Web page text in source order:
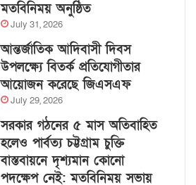
মতবিনিময় অনুষ্ঠিত
July 31, 2026
আন্তর্জাতিক আদিবাসী দিবস
উপলক্ষ্যে বিতর্ক প্রতিযোগীতার
আয়োজন করেছে জিএসএফ
July 29, 2026
সরকার গঠনের ৫ মাস অতিবাহিত
হলেও পার্বত্য চট্টগ্রাম চুক্তি
বাস্তবায়নে দৃশ্যমান কোনো
পদক্ষেপ নেই: মতবিনিময় সভায়